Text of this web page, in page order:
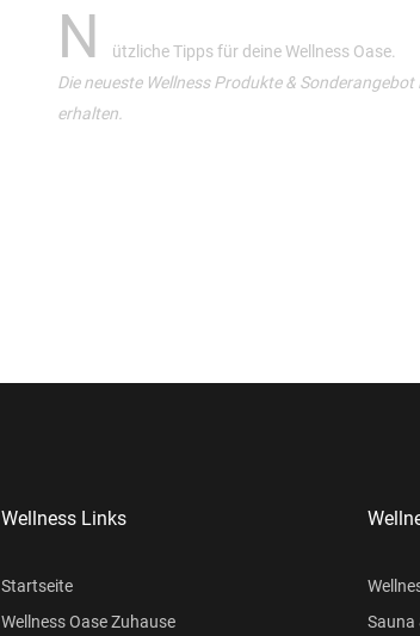
N
ützliche Tipps für deine Wellness Oase.
Die neueste Wellness Produkte & Sonderangebot
erhalten.
Wellness Links
Startseite
Wellness Oase Zuhause
Sauna